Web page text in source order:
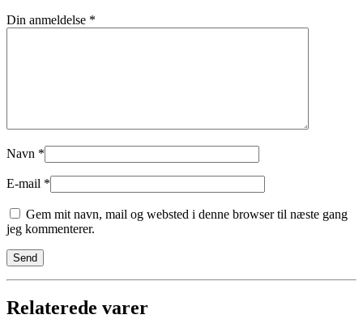
Din anmeldelse *
Navn *
E-mail *
Gem mit navn, mail og websted i denne browser til næste gang
jeg kommenterer.
Relaterede varer